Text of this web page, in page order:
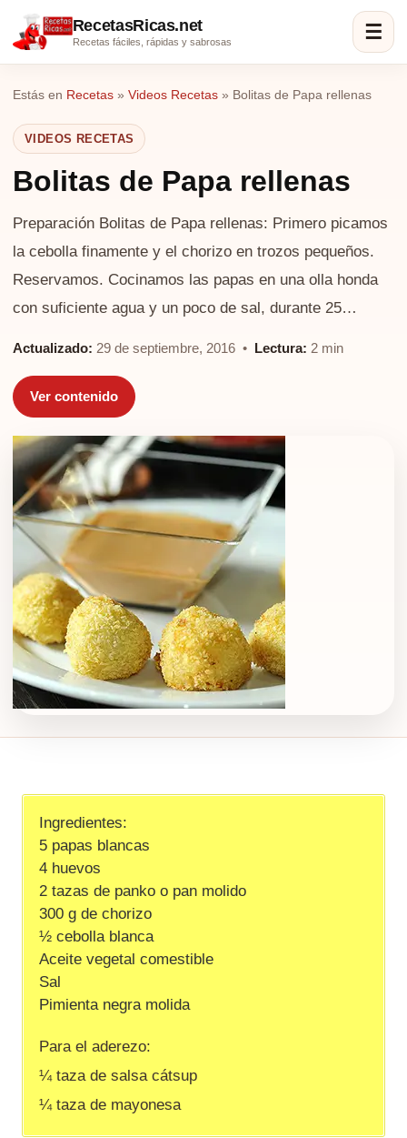
RecetasRicas.net
Recetas fáciles, rápidas y sabrosas ☰
Estás en Recetas » Videos Recetas » Bolitas de Papa rellenas
VIDEOS RECETAS
Bolitas de Papa rellenas
Preparación Bolitas de Papa rellenas: Primero picamos
la cebolla finamente y el chorizo en trozos pequeños.
Reservamos. Cocinamos las papas en una olla honda
con suficiente agua y un poco de sal, durante 25…
Actualizado: 29 de septiembre, 2016 • Lectura: 2 min
Ver contenido
Ingredientes:
5 papas blancas
4 huevos
2 tazas de panko o pan molido
300 g de chorizo
½ cebolla blanca
Aceite vegetal comestible
Sal
Pimienta negra molida
Para el aderezo:
¼ taza de salsa cátsup
¼ taza de mayonesa